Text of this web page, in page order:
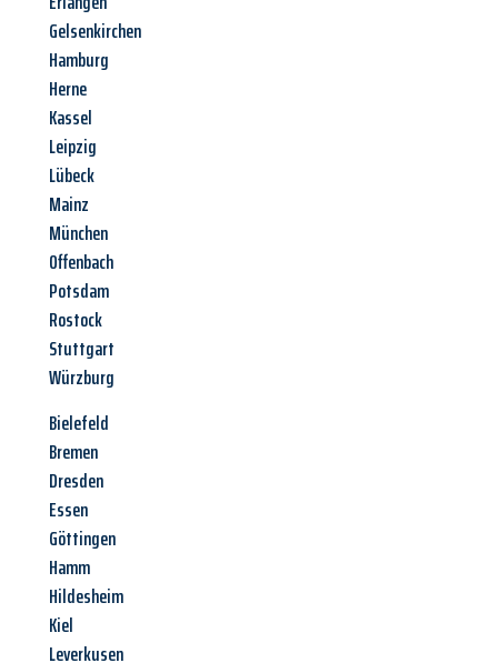
Gelsenkirchen
Hamburg
Herne
Kassel
Leipzig
Lübeck
Mainz
München
Offenbach
Potsdam
Rostock
Stuttgart
Würzburg
Bielefeld
Bremen
Dresden
Essen
Göttingen
Hamm
Hildesheim
Kiel
Leverkusen